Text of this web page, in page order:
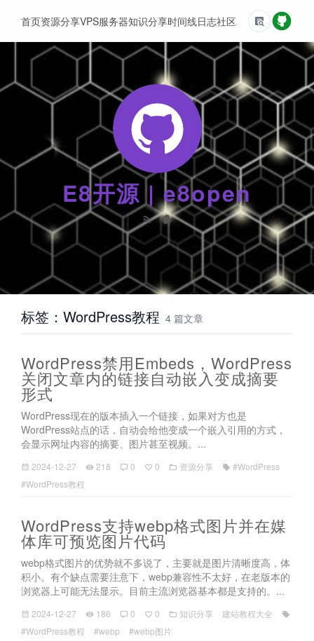
E8开源 | e8open
首页资源分享VPS服务器知识分享时间线日志社区友情链接
标签：WordPress教程 4 篇文章
WordPress禁用Embeds，WordPress
关闭文章内的链接自动嵌入变成摘要
形式
WordPress现在的版本插入一个链接，如果对方也是
WordPress站点的话，自动会给他变成一个嵌入引用的方式，
会显示网址内容的摘要、图片甚至视频。...
2024-12-27 218 0 0 资源分享
#WordPress
#WordPress教程
WordPress支持webp格式图片并在媒
体库可预览图片代码
webp格式图片的优势就不多说了，主要就是图片清晰度高，体
积小。有个缺点需要注意下，webp兼容性不太好，在老版本的
浏览器上可能无法显示。目前主流浏览器基本都是支持的。...
2024-12-27 186 0 0 知识分享
建站教程大全
#WordPress教程
#webp #webp图片